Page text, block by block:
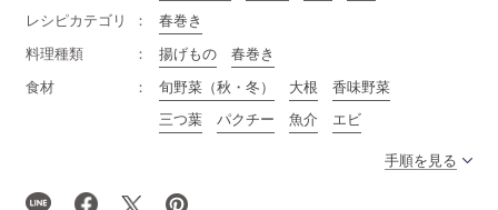
レシピカテゴリ
春巻き
料理種類
揚げもの
春巻き
食材
旬野菜（秋・冬） 大根
香味野菜
三つ葉
パクチー 魚介 エビ
手順を見る